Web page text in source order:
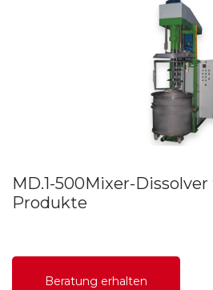
MD.1-500Mixer-
Produkte
Beratung erhalten